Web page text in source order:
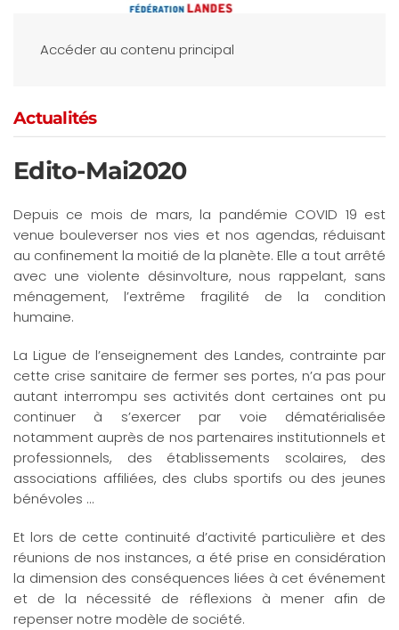
Accéder au contenu principal
Actualités
Edito-Mai2020
Depuis ce mois de mars, la pandémie COVID 19 est
venue bouleverser nos vies et nos agendas, réduisant
au confinement la moitié de la planète. Elle a tout arrêté
avec une violente désinvolture, nous rappelant, sans
ménagement, l’extrême fragilité de la condition
humaine.
La Ligue de l’enseignement des Landes, contrainte par
cette crise sanitaire de fermer ses portes, n’a pas pour
autant interrompu ses activités dont certaines ont pu
continuer à s’exercer par voie dématérialisée
notamment auprès de nos partenaires institutionnels et
professionnels, des établissements scolaires, des
associations affiliées, des clubs sportifs ou des jeunes
bénévoles ...
Et lors de cette continuité d’activité particulière et des
réunions de nos instances, a été prise en considération
la dimension des conséquences liées à cet événement
et de la nécessité de réflexions à mener afin de
repenser notre modèle de société.